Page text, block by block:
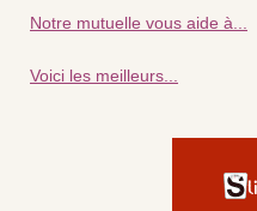
Notre mutuelle vous aide à...
Voici les meilleurs...